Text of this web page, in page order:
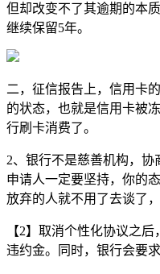
但却改变不了其逾期的本
继续保留5年。
二，征信报告上，信用卡
的状态，也就是信用卡被
行刷卡消费了。
2、银行不是慈善机构，
申请人一定要坚持，你的
放弃的人就不用了去谈了
【2】取消个性化协议之
违约金。同时，银行会要